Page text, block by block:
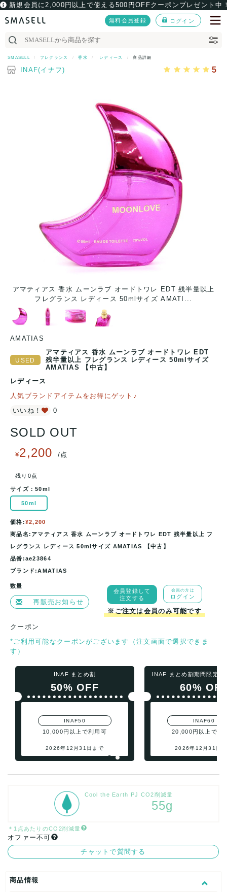
新規会員に2,000円以上で使える500円OFFクーポンプレゼント中
無料会員登録 ログイン
SMASELL フレグランス 香水 レディース 商品詳細
INAF(イナフ) 5
アマティアス 香水 ムーンラブ オードトワレ EDT 残半量以上
フレグランス レディース 50mlサイズ AMATI...
AMATIAS
アマティアス 香水 ムーンラブ オードトワレ EDT
残半量以上 フレグランス レディース 50mlサイズ
AMATIAS 【中古】
レディース
人気ブランドアイテムをお得にゲット♪
いいね！
0
SOLD OUT
¥2,200 /点
残り0点
サイズ：50ml
50ml
価格:¥2,200
商品名:アマティアス 香水 ムーンラブ オードトワレ EDT 残半量以上 フ
レグランス レディース 50mlサイズ AMATIAS 【中古】
品番:ae23864
ブランド:AMATIAS
数量
再販売お知らせ
会員登録して
注文する
会員の方は
ログイン
※ご注文は会員のみ可能です
クーポン
*ご利用可能なクーポンがございます（注文画面で選択できま
す）
INAF まとめ割
50% OFF
INAF50
10,000円以上で利用可
2026年12月31日まで
INAF まとめ割期間限定オ
60%
INAF60
20,000円以上で利
2026年12月31日
Cool the Earth PJ CO2削減量
55g
＊1点あたりのCO2削減量
オファー不可
チャットで質問する
商品情報